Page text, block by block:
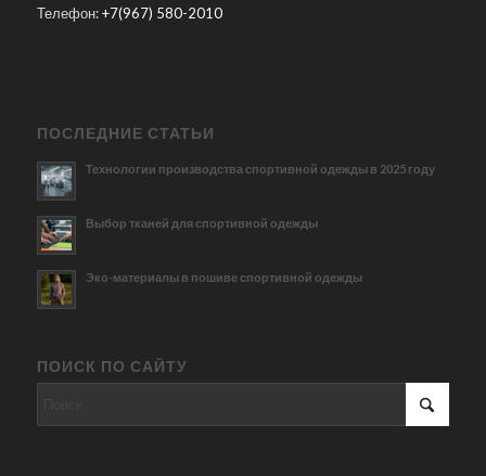
Телефон:+7(967) 580-2010
ПОСЛЕДНИЕ СТАТЬИ
Технологии производства спортивной одежды в 2025 году
Выбор тканей для спортивной одежды
Эко-материалы в пошиве спортивной одежды
ПОИСК ПО САЙТУ